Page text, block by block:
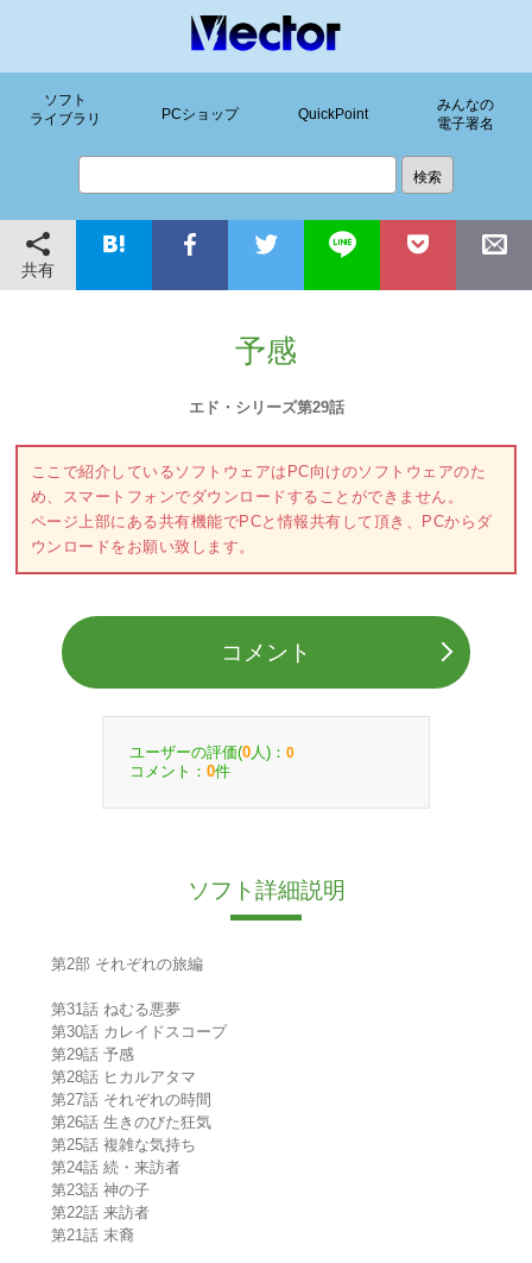
ソフト
ライブラリ
PCショップ QuickPoint
みんなの
電子署名
共有
予感
エド・シリーズ第29話
ここで紹介しているソフトウェアはPC向けのソフトウェアのた
め、スマートフォンでダウンロードすることができません。
ページ上部にある共有機能でPCと情報共有して頂き、PCからダ
ウンロードをお願い致します。
コメント
ユーザーの評価(0 人)： 0
コメント： 0件
ソフト詳細説明
第2部 それぞれの旅編
第31話 ねむる悪夢
第30話 カレイドスコープ
第29話 予感
第28話 ヒカルアタマ
第27話 それぞれの時間
第26話 生きのびた狂気
第25話 複雑な気持ち
第24話 続・来訪者
第23話 神の子
第22話 来訪者
第21話 末裔